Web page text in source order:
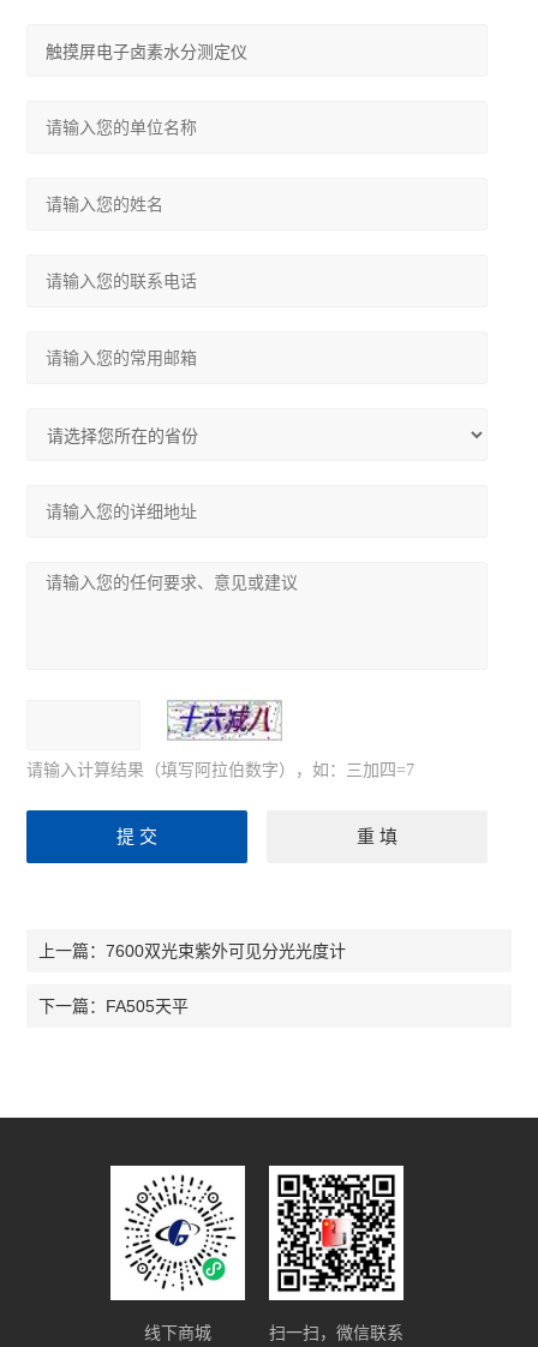
请输入计算结果（填写阿拉伯数字），如：三加四=7
上一篇：7600双光束紫外可见分光光度计
下一篇： FA505天平
线下商城 扫一扫，微信联系